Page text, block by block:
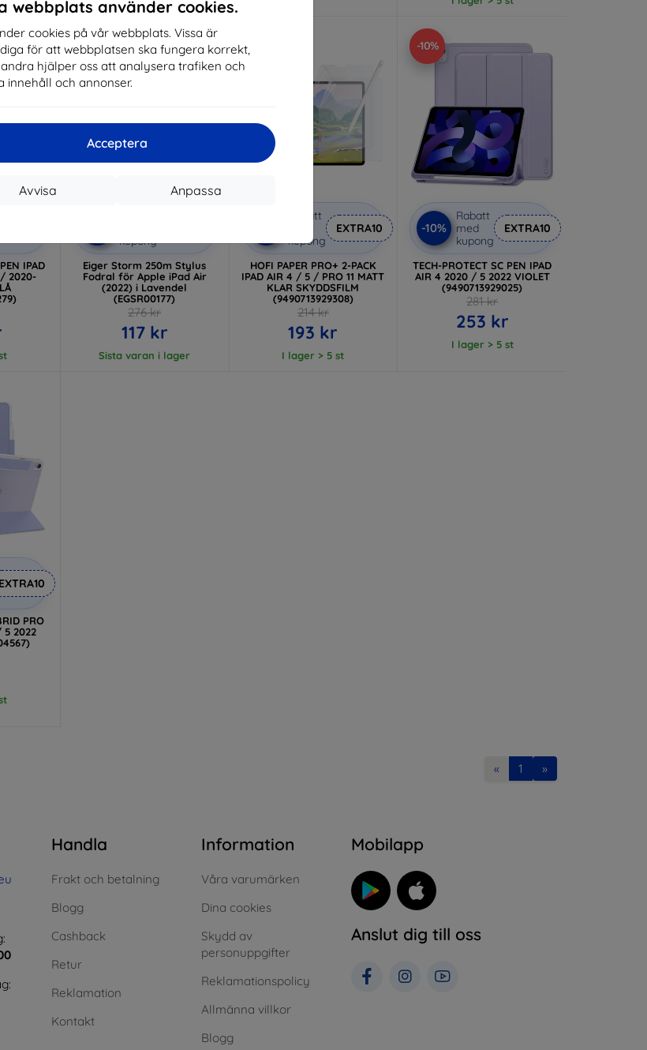
webbplats använder cookies.
cookies på vår webbplats. Vissa är
för att webbplatsen ska fungera korrekt,
hjälper oss att analysera trafiken och
innehåll och annonser.
Acceptera
Anpassa
Avvisa
IPAD
2020-
-58%
kupong
Eiger Storm 250m Stylus
Fodral för Apple iPad Air
(2022) i Lavendel
(EGSR00177)
276 kr
117 kr
Sista varan i lager
-10%
Rabatt
kupong
EXTRA10
HOFI PAPER PRO+ 2-PACK
IPAD AIR 4 / 5 / PRO 11 MATT
KLAR SKYDDSFILM
(9490713929308)
214 kr
193 kr
I lager > 5 st
-10%
-10%
Rabatt
med
kupong
EXTRA10
TECH-PROTECT SC PEN IPAD
AIR 4 2020 / 5 2022 VIOLET
(9490713929025)
281 kr
253 kr
I lager > 5 st
EXTRA10
PRO
5 2022
« 1 »
Handla
Frakt och betalning
Blogg
Cashback
Retur
Reklamation
Kontakt
Information
Våra varumärken
Dina cookies
Skydd av
personuppgifter
Reklamationspolicy
Allmänna villkor
Blogg
Mobilapp
Anslut dig till oss